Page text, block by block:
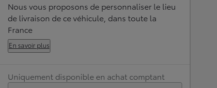
Nous vous proposons de personnaliser le lieu
de livraison de ce véhicule, dans toute la
France
En savoir plus
Uniquement disponible en achat comptant